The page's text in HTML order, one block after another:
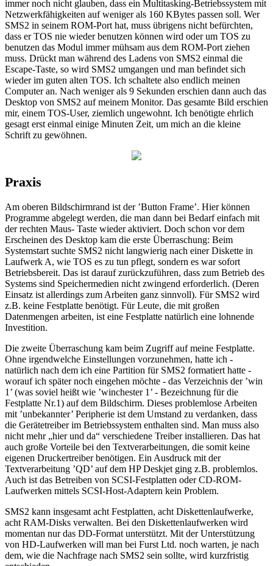
immer noch nicht glauben, dass ein Multitasking-Betriebssystem mit
Netzwerkfähigkeiten auf weniger als 160 KBytes passen soll. Wer
SMS2 in seinem ROM-Port hat, muss übrigens nicht befürchten,
dass er TOS nie wieder benutzen können wird oder um TOS zu
benutzen das Modul immer mühsam aus dem ROM-Port ziehen
muss. Drückt man während des Ladens von SMS2 einmal die
Escape-Taste, so wird SMS2 umgangen und man befindet sich
wieder im guten alten TOS. Ich schaltete also endlich meinen
Computer an. Nach weniger als 9 Sekunden erschien dann auch das
Desktop von SMS2 auf meinem Monitor. Das gesamte Bild erschien
mir, einem TOS-User, ziemlich ungewohnt. Ich benötigte ehrlich
gesagt erst einmal einige Minuten Zeit, um mich an die kleine
Schrift zu gewöhnen.
Praxis
Am oberen Bildschirmrand ist der ’Button Frame’. Hier können
Programme abgelegt werden, die man dann bei Bedarf einfach mit
der rechten Maus- Taste wieder aktiviert. Doch schon vor dem
Erscheinen des Desktop kam die erste Überraschung: Beim
Systemstart suchte SMS2 nicht langwierig nach einer Diskette in
Laufwerk A, wie TOS es zu tun pflegt, sondern es war sofort
Betriebsbereit. Das ist darauf zurückzuführen, dass zum Betrieb des
Systems sind Speichermedien nicht zwingend erforderlich. (Deren
Einsatz ist allerdings zum Arbeiten ganz sinnvoll). Für SMS2 wird
z.B. keine Festplatte benötigt. Für Leute, die mit großen
Datenmengen arbeiten, ist eine Festplatte natürlich eine lohnende
Investition.
Die zweite Überraschung kam beim Zugriff auf meine Festplatte.
Ohne irgendwelche Einstellungen vorzunehmen, hatte ich -
natürlich nach dem ich eine Partition für SMS2 formatiert hatte -
worauf ich später noch eingehen möchte - das Verzeichnis der ’win
1’ (was soviel heißt wie ’winchester 1’ - Bezeichnung für die
Festplatte Nr.1) auf dem Bildschirm. Dieses problemlose Arbeiten
mit ’unbekannter’ Peripherie ist dem Umstand zu verdanken, dass
die Gerätetreiber im Betriebssystem enthalten sind. Man muss also
nicht mehr „hier und da“ verschiedene Treiber installieren. Das hat
auch große Vorteile bei den Textverarbeitungen, die somit keine
eigenen Druckertreiber benötigen. Ein Ausdruck mit der
Textverarbeitung ’QD’ auf dem HP Deskjet ging z.B. problemlos.
Auch ist das Betreiben von SCSI-Festplatten oder CD-ROM-
Laufwerken mittels SCSI-Host-Adaptern kein Problem.
SMS2 kann insgesamt acht Festplatten, acht Diskettenlaufwerke,
acht RAM-Disks verwalten. Bei den Diskettenlaufwerken wird
momentan nur das DD-Format unterstützt. Mit der Unterstützung
von HD-Laufwerken will man bei Furst Ltd. noch warten, je nach
dem, wie die Nachfrage nach SMS2 sein sollte, wird kurzfristig